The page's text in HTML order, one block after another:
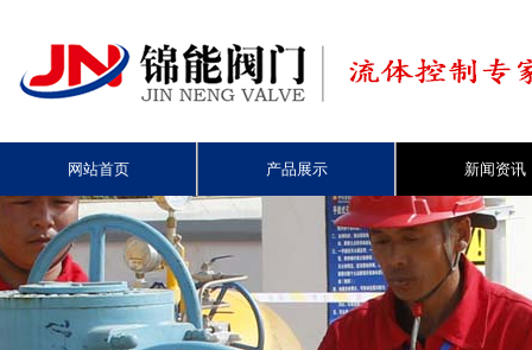
网站首页 产品展示 新闻资讯